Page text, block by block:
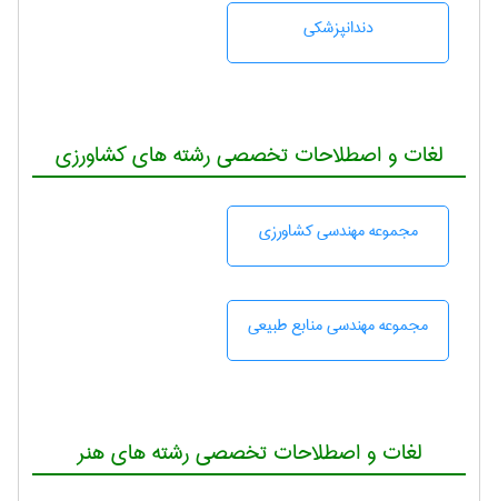
دندانپزشكی
لغات و اصطلاحات تخصصی رشته های کشاورزی
مجموعه مهندسی كشاورزی
مجموعه مهندسی منابع طبيعی
لغات و اصطلاحات تخصصی رشته های هنر